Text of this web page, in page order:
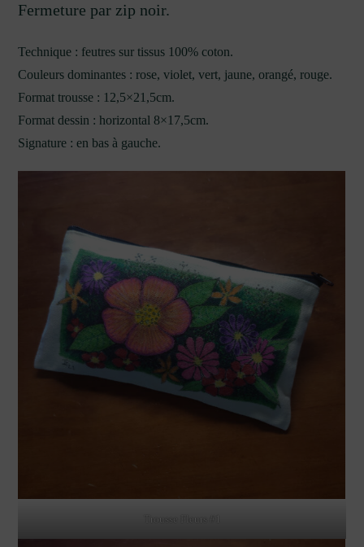
Fermeture par zip noir.
Technique : feutres sur tissus 100% coton.
Couleurs dominantes : rose, violet, vert, jaune, orangé, rouge.
Format trousse : 12,5×21,5cm.
Format dessin : horizontal 8×17,5cm.
Signature : en bas à gauche.
Trousse Fleurs #1